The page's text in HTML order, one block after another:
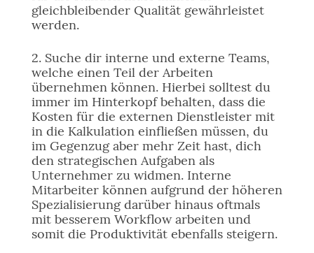
gleichbleibender Qualität gewährleistet
werden.
2. Suche dir interne und externe Teams,
welche einen Teil der Arbeiten
übernehmen können. Hierbei solltest du
immer im Hinterkopf behalten, dass die
Kosten für die externen Dienstleister mit
in die Kalkulation einfließen müssen, du
im Gegenzug aber mehr Zeit hast, dich
den strategischen Aufgaben als
Unternehmer zu widmen. Interne
Mitarbeiter können aufgrund der höheren
Spezialisierung darüber hinaus oftmals
mit besserem Workflow arbeiten und
somit die Produktivität ebenfalls steigern.